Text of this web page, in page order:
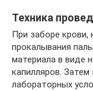
Техника
При заборе крови,
прокалывания
материала в виде
капилляров. Затем
лабораторных